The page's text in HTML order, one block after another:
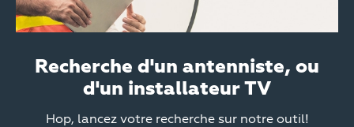
Recherche d'un antenniste, ou
d'un installateur TV
TeaserHop, lancez votre recherche sur notre outil!